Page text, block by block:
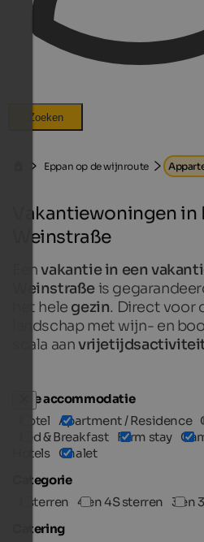
Zoeken
Eppan op de wijnroute
Vakantiewoningen in
Weinstraße
Eenvakantie in een
Weinstraße is
het hele gezin. Direct voor
landschap met wijn- en
scala aan
Type accommodatie
Hotel Apartment / Residence
Bed & Breakfast Farm stay
Hotels Chalet
Categorie
5 sterren 4 en 4S sterren 3 en
Catering